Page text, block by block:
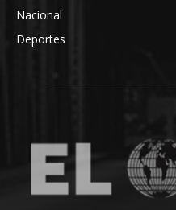
Nacional
Deportes